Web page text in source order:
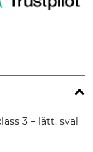
3 – lätt, sval